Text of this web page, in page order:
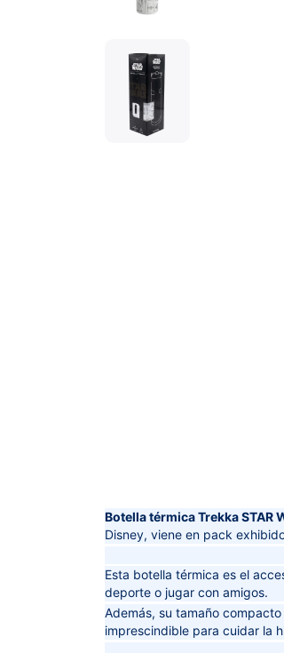
Botella térmica Trekka STAR
Disney, viene en pack
Esta botella térmica es el
deporte o jugar con amigos.
Además, su tamaño
imprescindible para cuidar la